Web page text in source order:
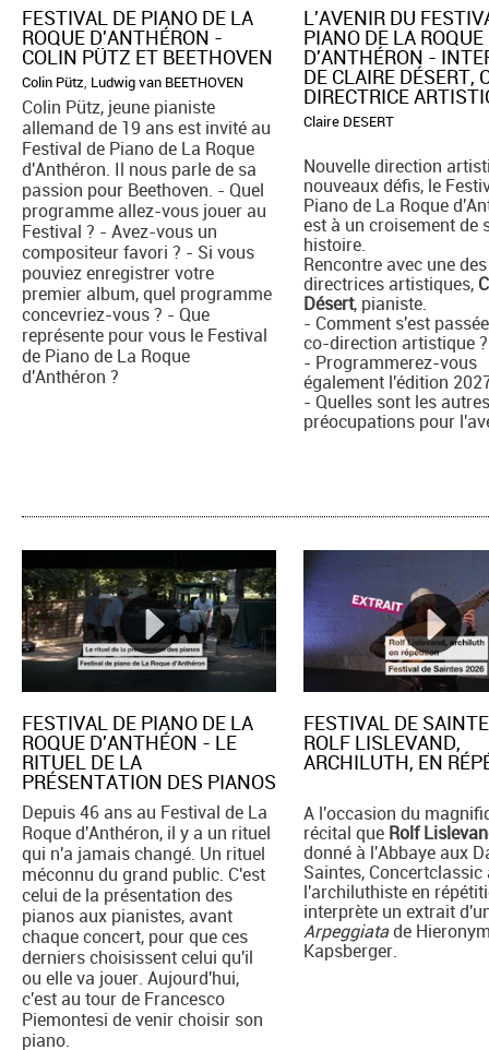
FESTIVAL DE PIANO DE LA
ROQUE D'ANTHÉRON -
COLIN PÜTZ ET BEETHOVEN
Colin Pütz, Ludwig van BEETHOVEN
Colin Pütz, jeune pianiste
allemand de 19 ans est invité au
Festival de Piano de La Roque
d'Anthéron. Il nous parle de sa
passion pour Beethoven. - Quel
programme allez-vous jouer au
Festival ? - Avez-vous un
compositeur favori ? - Si vous
pouviez enregistrer votre
premier album, quel programme
concevriez-vous ? - Que
représente pour vous le Festival
de Piano de La Roque
d'Anthéron ?
L'AVENIR DU
PIANO DE LA ROQUE
D'ANTHÉRON -
DE CLAIRE DÉSERT,
DIRECTRICE
Claire DESERT
Nouvelle direction
nouveaux défis, le
Piano de La Roque
est à un croisement de
histoire.
Rencontre avec une
directrices artistiques,
Désert, pianiste.
- Comment s'est
co-direction artistique ?
- Programmerez-vous
également l'édition
- Quelles sont les
préocupations pour
FESTIVAL DE PIANO DE LA
ROQUE D'ANTHÉON - LE
RITUEL DE LA
PRÉSENTATION DES PIANOS
Depuis 46 ans au Festival de La
Roque d'Anthéron, il y a un rituel
qui n'a jamais changé. Un rituel
méconnu du grand public. C'est
celui de la présentation des
pianos aux pianistes, avant
chaque concert, pour que ces
derniers choisissent celui qu'il
ou elle va jouer. Aujourd'hui,
c'est au tour de Francesco
Piemontesi de venir choisir son
piano.
FESTIVAL DE
ROLF LISLEVAND,
ARCHILUTH, EN
A l'occasion du
récital que Rolf
donné à l'Abbaye aux
Saintes,
l'archiluthiste en
interprète un extrait
Arpeggiatade
Kapsberger.